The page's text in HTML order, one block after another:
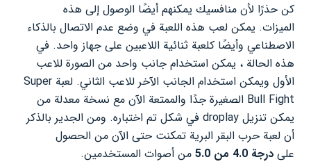
كن حذرًا لأن منافسيك يمكنهم أيضًا الوصول إلى هذه
الميزات. يمكن لعب هذه اللعبة في وضع عدم الاتصال بالذكاء
الاصطناعي وأيضًا كلعبة ثنائية اللاعبين على جهاز واحد. في
هذه الحالة ، يمكن استخدام جانب واحد من الصورة للاعب
الأول ويمكن استخدام الجانب الآخر للاعب الثاني. لعبة Super
Bull Fight الصغيرة جدًا والممتعة الآن مع نسخة معدلة من
يمكن تنزيل droplay في شكل تم اختباره. ومن الجدير بالذكر
أن لعبة حرب البقر البرية تمكنت حتى الآن من الحصول
على درجة 4.0 من 5.0 من أصوات المستخدمين.